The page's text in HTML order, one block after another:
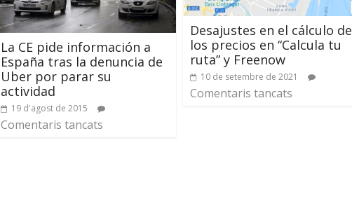
La CE pide información a
España tras la denuncia de
Uber por parar su
actividad
19 d'agost de 2015
Comentaris tancats
Desajustes en el cálculo de
los precios en “Calcula tu
ruta” y Freenow
10 de setembre de 2021
Comentaris tancats